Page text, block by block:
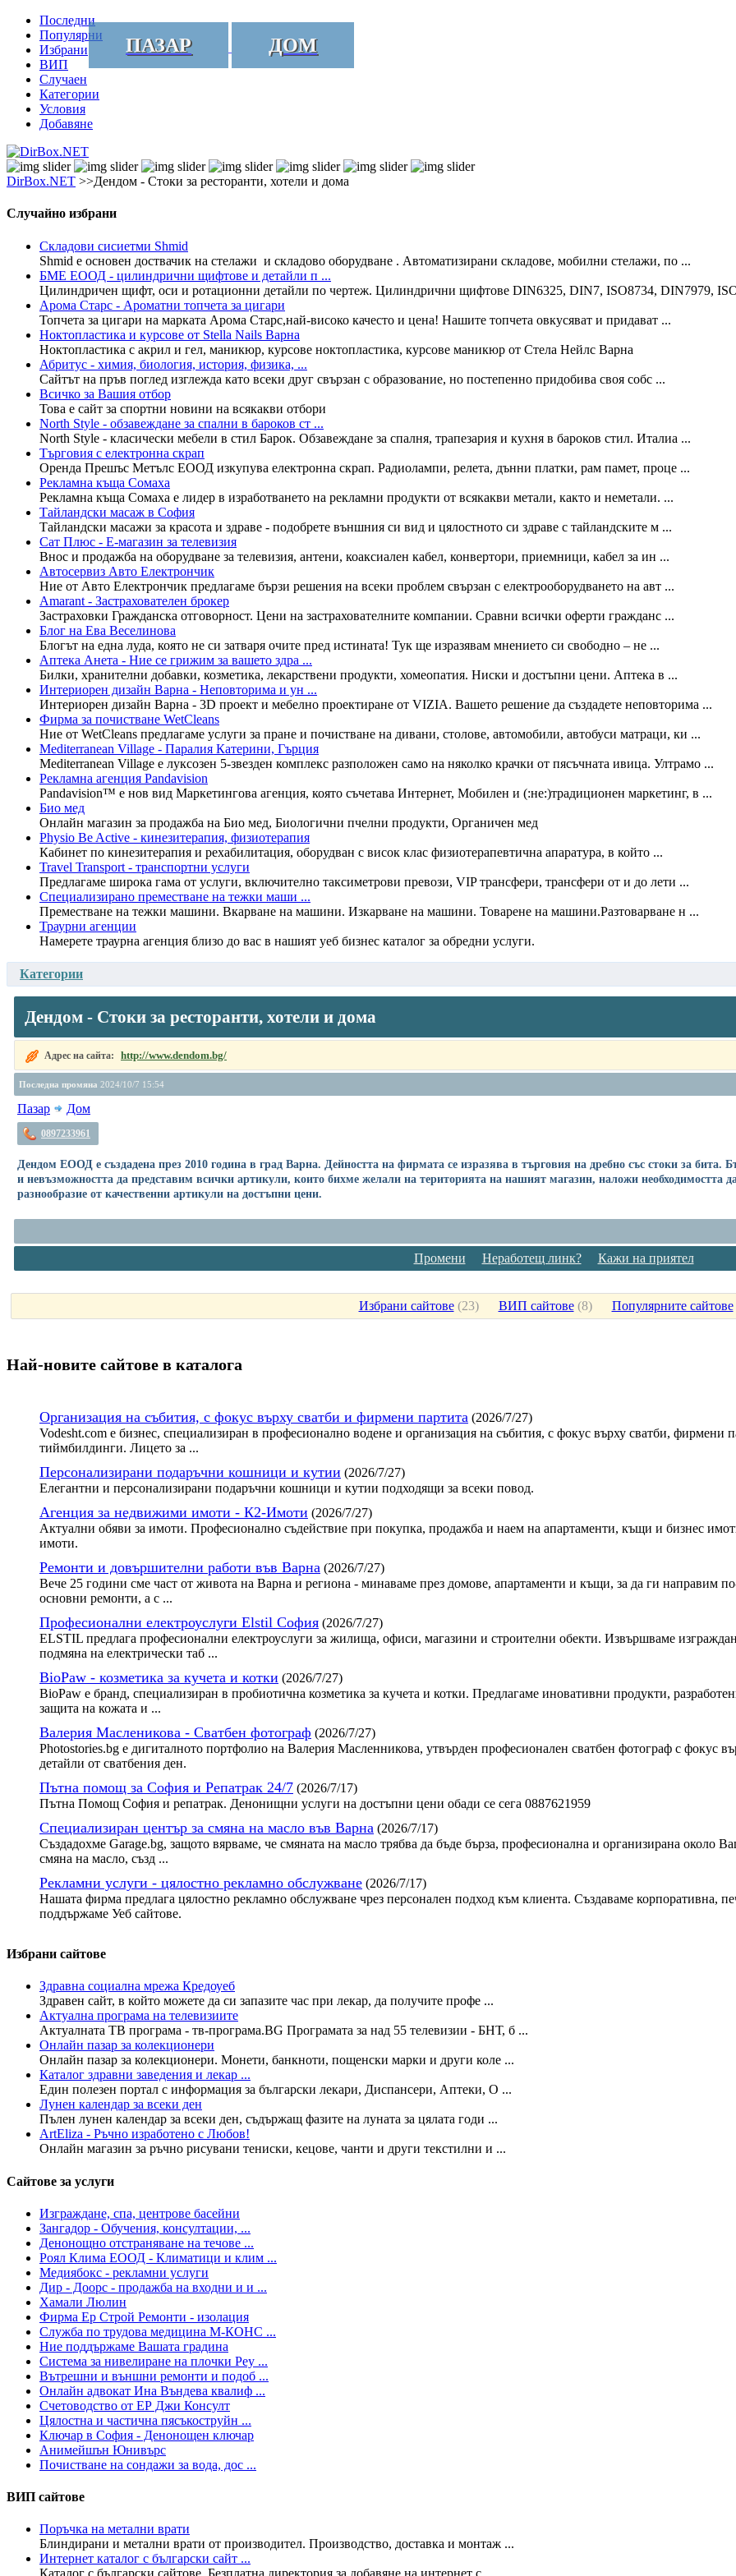
Последни
Популярни
Избрани
ВИП
Случаен
Категории
Условия
Добавяне
ПАЗАР ДОМ
DirBox.NET >>Дендом - Стоки за ресторанти, хотели и дома
Случайно избрани
Складови сисиетми Shmid
Shmid е основен доствачик на стелажи и складово оборудване . Автоматизирани складове, мобилни стелажи, по ...
БМЕ ЕООД - цилиндрични щифтове и детайли п ...
Цилиндричен щифт, оси и ротационни детайли по чертеж. Цилиндрични щифтове DIN6325, DIN7, ISO8734, DIN7979,
Арома Старс - Ароматни топчета за цигари
Топчета за цигари на марката Арома Старс,най-високо качесто и цена! Нашите топчета овкусяват и придават ...
Ноктопластика и курсове от Stella Nails Варна
Ноктопластика с акрил и гел, маникюр, курсове ноктопластика, курсове маникюр от Стела Нейлс Варна
Абритус - химия, биология, история, физика, ...
Сайтът на пръв поглед изглежда като всеки друг свързан с образование, но постепенно придобива своя собс ...
Всичко за Вашия отбор
Това е сайт за спортни новини на всякакви отбори
North Style - обзавеждане за спални в бароков ст ...
North Style - класически мебели в стил Барок. Обзавеждане за спалня, трапезария и кухня в бароков стил. Италиа ...
Търговия с електронна скрап
Оренда Прешъс Метълс ЕООД изкупува електронна скрап. Радиолампи, релета, дънни платки, рам памет, проце ...
Рекламна къща Сомаха
Рекламна къща Сомаха е лидер в изработването на рекламни продукти от всякакви метали, както и неметали. ...
Тайландски масаж в София
Тайландски масажи за красота и здраве - подобрете външния си вид и цялостното си здраве с тайландските м ...
Сат Плюс - E-магазин за телевизия
Внос и продажба на оборудване за телевизия, антени, коаксиален кабел, конвертори, приемници, кабел за ин ...
Автосервиз Авто Електрончик
Ние от Авто Електрончик предлагаме бързи решения на всеки проблем свързан с електрооборудването на авт ...
Amarant - Застрахователен брокер
Застраховки Гражданска отговорност. Цени на застрахователните компании. Сравни всички оферти гражданс ...
Блог на Ева Веселинова
Блогът на една луда, която не си затваря очите пред истината! Тук ще изразявам мнението си свободно – не ...
Аптека Анета - Ние се грижим за вашето здра ...
Билки, хранителни добавки, козметика, лекарствени продукти, хомеопатия. Ниски и достъпни цени. Аптека в ...
Интериорен дизайн Варна - Неповторима и ун ...
Интериорен дизайн Варна - 3D проект и мебелно проектиране от VIZIA. Вашето решение да създадете неповторима ...
Фирма за почистване WetCleans
Ние от WetCleans предлагаме услуги за пране и почистване на дивани, столове, автомобили, автобуси матраци, ки ...
Mediterranean Village - Паралия Катерини, Гърция
Mediterranean Village е луксозен 5-звезден комплекс разположен само на няколко крачки от пясъчната ивица. Ултрамо ...
Рекламна агенция Pandavision
Pandavision™ е нов вид Маркетингова агенция, която съчетава Интернет, Мобилен и (:не:)традиционен маркетинг, в ...
Био мед
Онлайн магазин за продажба на Био мед, Биологични пчелни продукти, Органичен мед
Physio Be Active - кинезитерапия, физиотерапия
Кабинет по кинезитерапия и рехабилитация, оборудван с висок клас физиотерапевтична апаратура, в който ...
Travel Transport - транспортни услуги
Предлагаме широка гама от услуги, включително таксиметрови превози, VIP трансфери, трансфери от и до лети ...
Специализирано преместване на тежки маши ...
Преместване на тежки машини. Вкарване на машини. Изкарване на машини. Товарене на машини.Разтоварване н ...
Траурни агенции
Намерете траурна агенция близо до вас в нашият уеб бизнес каталог за обредни услуги.
Категории
Дендом - Стоки за ресторанти, хотели и дома
Адрес на сайта: http://www.dendom.bg/
Последна промяна 2024/10/7 15:54
Пазар Дом
0897233961
Дендом ЕООД е създадена през 2010 година в град Варна. Дейността на фирмата се изразява в търговия на дребно със стоки за бита.
и невъзможността да представим всички артикули, които бихме желали на територията на нашият магазин, наложи
разнообразие от качественни артикули на достъпни цени.
Промени Неработещ линк? Кажи на приятел
Избрани сайтове(23) ВИП сайтове(8) Популярните сайтове
Най-новите сайтoве в каталога
Организация на събития, с фокус върху сватби и фирмени партита (2026/7/27)
Vodesht.com е бизнес, специализиран в професионално водене и организация на събития, с фокус върху сватби,
тиймбилдинги. Лицето за ...
Персонализирани подаръчни кошници и кутии (2026/7/27)
Елегантни и персонализирани подаръчни кошници и кутии подходящи за всеки повод.
Агенция за недвижими имоти - К2-Имоти (2026/7/27)
Актуални обяви за имоти. Професионално съдействие при покупка, продажба и наем на апартаменти, къщи и бизнес
имоти.
Ремонти и довършителни работи във Варна (2026/7/27)
Вече 25 години сме част от живота на Варна и региона - минаваме през домове, апартаменти и къщи, за да ги направим
основни ремонти, а с ...
Професионални електроуслуги Elstil София (2026/7/27)
ELSTIL предлага професионални електроуслуги за жилища, офиси, магазини и строителни обекти. Извършваме
подмяна на електрически таб ...
BioPaw - козметика за кучета и котки (2026/7/27)
BioPaw е бранд, специализиран в пробиотична козметика за кучета и котки. Предлагаме иновативни продукти,
защита на кожата и ...
Валерия Масленикова - Сватбен фотограф (2026/7/27)
Photostories.bg е дигиталното портфолио на Валерия Масленникова, утвърден професионален сватбен фотограф с фокус
детайли от сватбения ден.
Пътна помощ за София и Репатрак 24/7 (2026/7/17)
Пътна Помощ София и репатрак. Денонищни услуги на достъпни цени обади се сега 0887621959
Специализиран център за смяна на масло във Варна (2026/7/17)
Създадохме Garage.bg, защото вярваме, че смяната на масло трябва да бъде бърза, професионална и организирана около
смяна на масло, създ ...
Рекламни услуги - цялостно рекламно обслужване (2026/7/17)
Нашата фирма предлага цялостно рекламно обслужване чрез персонален подход към клиента. Създаваме корпоративна,
поддържаме Уеб сайтове.
Избрани сайтове
Здравна социална мрежа Кредоуеб
Здравен сайт, в който можете да си запазите час при лекар, да получите профе ...
Актуална програма на телевизиите
Актуалната ТВ програма - тв-програма.BG Програмата за над 55 телевизии - БНТ, б ...
Онлайн пазар за колекционери
Онлайн пазар за колекционери. Монети, банкноти, пощенски марки и други коле ...
Каталог здравни заведения и лекар ...
Един полезен портал с информация за български лекари, Диспансери, Аптеки, О ...
Лунен календар за всеки ден
Пълен лунен календар за всеки ден, съдържащ фазите на луната за цялата годи ...
ArtEliza - Ръчно изработено с Любов!
Онлайн магазин за ръчно рисувани тениски, кецове, чанти и други текстилни и ...
Сайтове за услуги
Изграждане, спа, центрове басейни
Зангадор - Обучения, консултации, ...
Денонощно отстраняване на течове ...
Роял Клима ЕООД - Климатици и клим ...
Медиябокс - рекламни услуги
Дир - Доорс - продажба на входни и и ...
Хамали Люлин
Фирма Ер Строй Ремонти - изолация
Служба по трудова медицина М-КОНС ...
Ние поддържаме Вашата градина
Система за нивелиране на плочки Pey ...
Вътрешни и външни ремонти и подоб ...
Онлайн адвокат Ина Въндева квалиф ...
Счетоводство от ЕР Джи Консулт
Цялостна и частична пясъкоструйн ...
Ключар в София - Денонощен ключар
Анимейшън Юнивърс
Почистване на сондажи за вода, дос ...
ВИП сайтове
Поръчка на метални врати
Блиндирани и метални врати от производител. Производство, доставка и монтаж ...
Интернет каталог с български сайт ...